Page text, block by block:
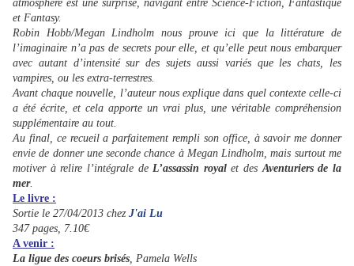
atmosphère est une surprise, navigant entre Science-Fiction, Fantastique
et Fantasy.
Robin Hobb/Megan Lindholm nous prouve ici que la littérature de
l’imaginaire n’a pas de secrets pour elle, et qu’elle peut nous embarquer
avec autant d’intensité sur des sujets aussi variés que les chats, les
vampires, ou les extra-terrestres.
Avant chaque nouvelle, l’auteur nous explique dans quel contexte celle-ci
a été écrite, et cela apporte un vrai plus, une véritable compréhension
supplémentaire au tout.
Au final, ce recueil a parfaitement rempli son office, à savoir me donner
envie de donner une seconde chance à Megan Lindholm, mais surtout me
motiver à relire l’intégrale deL’assassin royalet desAventuriers de la
mer.
Le livre :
Sortie le 27/04/2013 chez J'ai Lu
347 pages, 7.10€
A venir :
La ligue des coeurs brisés, Pamela Wells